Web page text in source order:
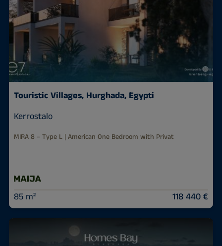
Touristic Villages, Hurghada, Egypti
Kerrostalo
MIRA 8 – Type L | American One Bedroom with Privat
85 m² 118 440 €